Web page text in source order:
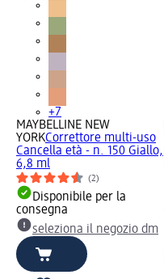
+7
MAYBELLINE NEW
YORKCorrettore multi-uso
Cancella età - n. 150 Giallo,
6,8 ml
(2)
Disponibile per la
consegna
seleziona il negozio dm